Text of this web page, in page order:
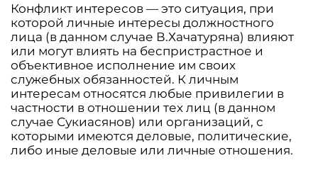
Конфликт интересов — это ситуация, при
которой личные интересы должностного
лица (в данном случае В.Хачатуряна) влияют
или могут влиять на беспристрастное и
объективное исполнение им своих
служебных обязанностей. К личным
интересам относятся любые привилегии в
частности в отношении тех лиц (в данном
случае Сукиасянов) или организаций, с
которыми имеются деловые, политические,
либо иные деловые или личные отношения.